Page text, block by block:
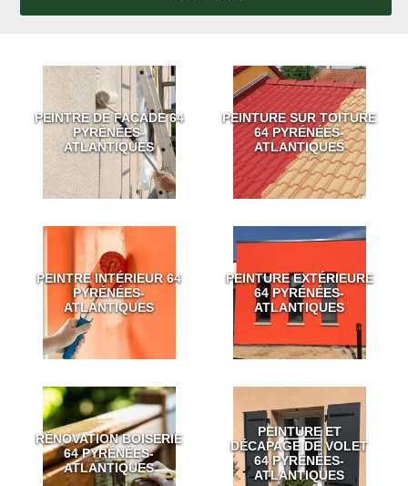
PEINTRE DE FAÇADE 64
PYRÉNÉES-
ATLANTIQUES
PEINTURE SUR TOITURE
64 PYRÉNÉES-
ATLANTIQUES
PEINTRE INTÉRIEUR 64
PYRÉNÉES-
ATLANTIQUES
PEINTURE EXTÉRIEURE
64 PYRÉNÉES-
ATLANTIQUES
RÉNOVATION BOISERIE
64 PYRÉNÉES-
ATLANTIQUES
PEINTURE ET
DÉCAPAGE DE VOLET
64 PYRÉNÉES-
ATLANTIQUES